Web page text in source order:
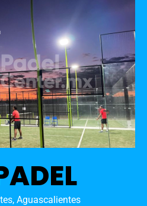
Aguascalientes